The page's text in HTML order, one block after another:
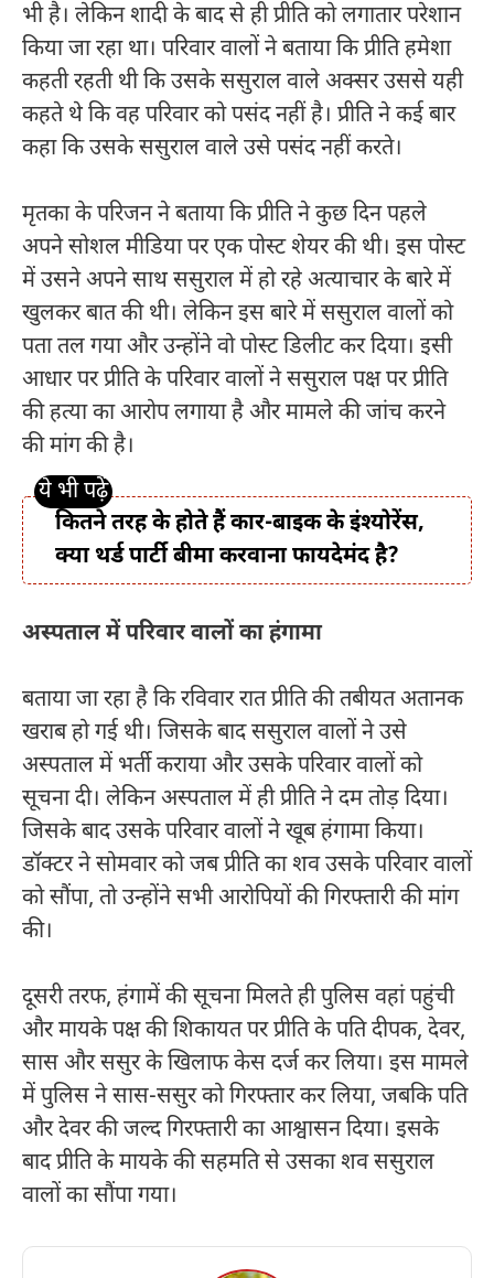
भी है। लेकिन शादी के बाद से ही प्रीति को लगातार परेशान
किया जा रहा था। परिवार वालों ने बताया कि प्रीति हमेशा
कहती रहती थी कि उसके ससुराल वाले अक्सर उससे यही
कहते थे कि वह परिवार को पसंद नहीं है। प्रीति ने कई बार
कहा कि उसके ससुराल वाले उसे पसंद नहीं करते।
मृतका के परिजन ने बताया कि प्रीति ने कुछ दिन पहले
अपने सोशल मीडिया पर एक पोस्ट शेयर की थी। इस पोस्ट
में उसने अपने साथ ससुराल में हो रहे अत्याचार के बारे में
खुलकर बात की थी। लेकिन इस बारे में ससुराल वालों को
पता तल गया और उन्होंने वो पोस्ट डिलीट कर दिया। इसी
आधार पर प्रीति के परिवार वालों ने ससुराल पक्ष पर प्रीति
की हत्या का आरोप लगाया है और मामले की जांच करने
की मांग की है।
कितने तरह के होते हैं कार-बाइक के इंश्योरेंस,
क्या थर्ड पार्टी बीमा करवाना फायदेमंद है?
अस्पताल में परिवार वालों का हंगामा
बताया जा रहा है कि रविवार रात प्रीति की तबीयत अतानक
खराब हो गई थी। जिसके बाद ससुराल वालों ने उसे
अस्पताल में भर्ती कराया और उसके परिवार वालों को
सूचना दी। लेकिन अस्पताल में ही प्रीति ने दम तोड़ दिया।
जिसके बाद उसके परिवार वालों ने खूब हंगामा किया।
डॉक्टर ने सोमवार को जब प्रीति का शव उसके परिवार वालों
को सौंपा, तो उन्होंने सभी आरोपियों की गिरफ्तारी की मांग
की।
दूसरी तरफ, हंगामें की सूचना मिलते ही पुलिस वहां पहुंची
और मायके पक्ष की शिकायत पर प्रीति के पति दीपक, देवर,
सास और ससुर के खिलाफ केस दर्ज कर लिया। इस मामले
में पुलिस ने सास-ससुर को गिरफ्तार कर लिया, जबकि पति
और देवर की जल्द गिरफ्तारी का आश्वासन दिया। इसके
बाद प्रीति के मायके की सहमति से उसका शव ससुराल
वालों का सौंपा गया।